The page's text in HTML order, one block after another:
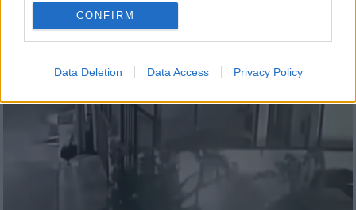
CONFIRM
Data Deletion Data Access Privacy Policy
έμεινε στον… αέρα κατά τη διάρκεια του
τοκετού